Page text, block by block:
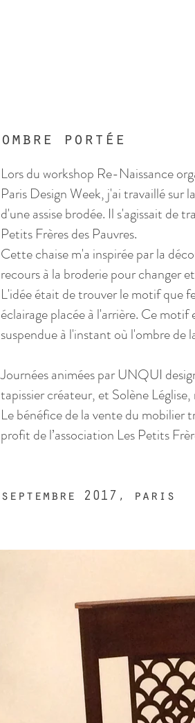
ombre portée
Lors du workshop Re-Naissance
Paris Design Week, j'ai travaillé
d'une assise brodée. Il s'agissait de
Petits Frères des Pauvres.
Cette chaise m'a inspirée par la
recours à la broderie pour changer
​L'idée était de trouver le motifque
éclairage placée à l'arrière. Ce
suspendue à l'instant où l'ombre de
Journées animées par UNQUI
tapissier créateur, et Solène Léglise,
Le bénéfice de la vente du mobilier
profit de l’association Les Petits
septembre 2017, paris